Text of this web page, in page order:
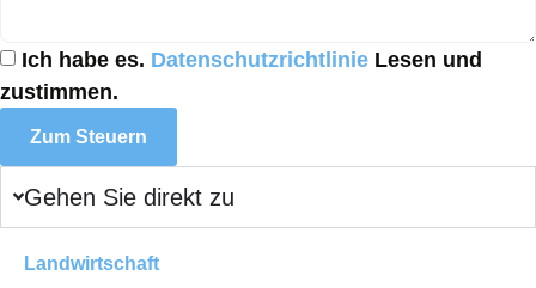
Ich habe es. Datenschutzrichtlinie Lesen und
zustimmen.
Zum Steuern
Gehen Sie direkt zu
Landwirtschaft